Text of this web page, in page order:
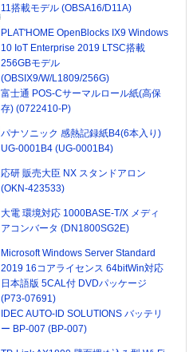
11搭載モデル (OBSA16/D11A)
PLAT'HOME OpenBlocks IX9 Windows
10 IoT Enterprise 2019 LTSC搭載
256GBモデル
(OBSIX9/W/L1809/256G)
富士通 POS-Cサーマルロール紙(高保
存) (0722410-P)
パナソニック 感熱記録紙B4(6本入り)
UG-0001B4 (UG-0001B4)
応研 販売大臣 NX スタンドアロン
(OKN-423533)
大電 環境対応 1000BASE-T/X メディ
アコンバータ (DN1800SG2E)
Microsoft Windows Server Standard
2019 16コアライセンス 64bitWin対応
日本語版 5CAL付 DVDパッケージ
(P73-07691)
IDEC AUTO-ID SOLUTIONS バッテリ
ー BP-007 (BP-007)